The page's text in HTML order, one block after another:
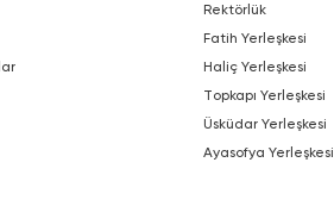
Rektörlük
Fatih Yerleşkesi
Haliç Yerleşkesi
Topkapı Yerleşkesi
Üsküdar Yerleşkesi
Ayasofya Yerleşkesi